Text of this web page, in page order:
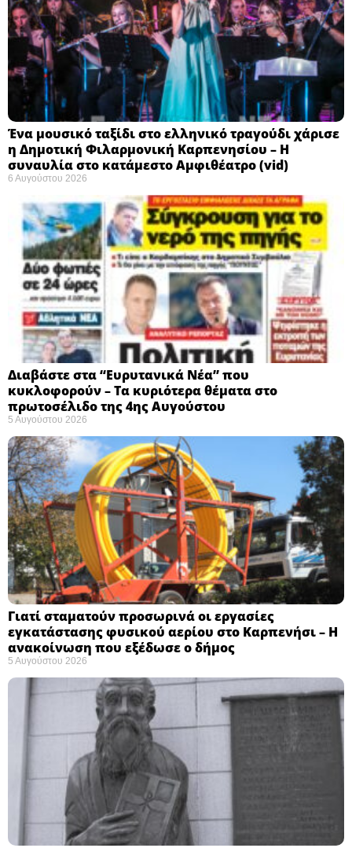
Ένα μουσικό ταξίδι στο ελληνικό τραγούδι χάρισε
η Δημοτική Φιλαρμονική Καρπενησίου – Η
συναυλία στο κατάμεστο Αμφιθέατρο (vid)
6 Αυγούστου 2026
Διαβάστε στα “Ευρυτανικά Νέα” που
κυκλοφορούν – Τα κυριότερα θέματα στο
πρωτοσέλιδο της 4ης Αυγούστου
5 Αυγούστου 2026
Γιατί σταματούν προσωρινά οι εργασίες
εγκατάστασης φυσικού αερίου στο Καρπενήσι – Η
ανακοίνωση που εξέδωσε ο δήμος
5 Αυγούστου 2026